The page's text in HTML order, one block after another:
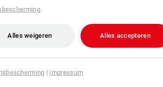
.
Alles weigeren Alles accepteren
| Impressum